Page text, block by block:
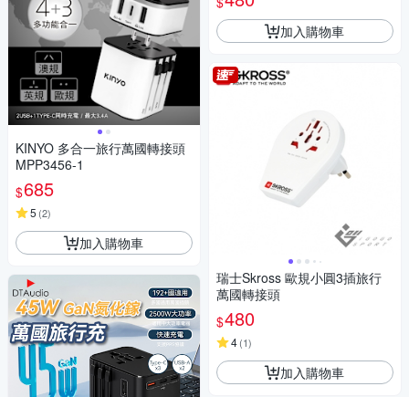
KINYO 多合一旅行萬國轉接頭
MPP3456-1
$685
5 (2)
加入購物車
加入購物車
瑞士Skross 歐規小圓3插旅行
萬國轉接頭
$480
4(1)
加入購物車